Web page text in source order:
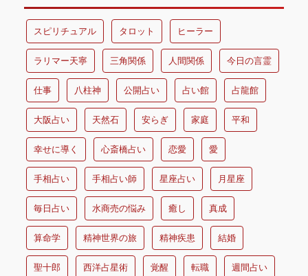
スピリチュアル タロット ヒーラー
ラリマー天寧 三角関係 人間関係 今日の言霊
仕事 八柱神 公開占い 占い館 占龍館
大阪占い 天然石 安らぎ 家庭 平和
幸せに導く 心斎橋占い 恋愛 愛
手相占い 手相占い師 星座占い 月星座
毎日占い 水商売の悩み 癒し 真成
算命学 精神世界の旅 精神疾患 結婚
聖十郎 西洋占星術 覚醒 転職 週間占い